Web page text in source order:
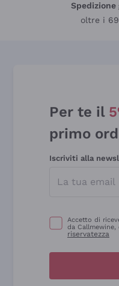
oltre i
Per te il
primo
Iscriviti alla
Accetto di
da
riservatezza